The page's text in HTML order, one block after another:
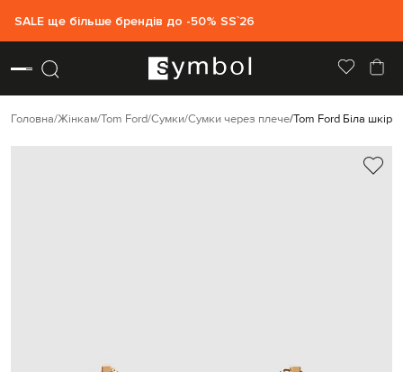
SALE ще більше брендів до -50% SS`26
Головна Жінкам Tom Ford Сумки Сумки через плече Tom Ford Біла